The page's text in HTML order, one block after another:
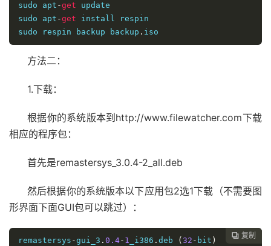
sudo apt -get update
sudo apt -get install respin
sudo respin backup backup . iso
方法二：
1.下载：
根据你的系统版本到http://www.filewatcher.com下载
相应的程序包：
首先是remastersys_3.0.4-2_all.deb
然后根据你的系统版本以下应用包2选1下载（不需要图
形界面下面GUI包可以跳过）：
 复制
remastersys -gui_3 . 0.4- 1 _i386 . deb ( 32 - bit )